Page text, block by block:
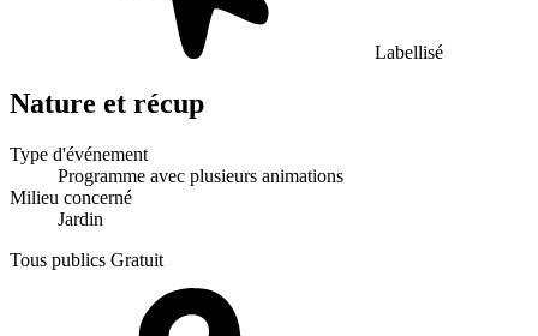
Labellisé
Nature et récup
Type d'événement
Programme avec plusieurs animations
Milieu concerné
Jardin
Tous publics Gratuit